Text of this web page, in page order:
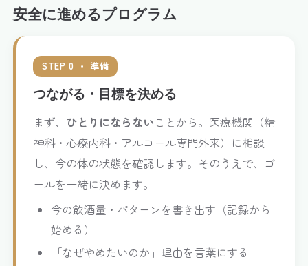
安全に進めるプログラム
STEP 0 ・ 準備
つながる・目標を決める
まず、 ひとりにならないことから。医療機関（精
神科・心療内科・アルコール専門外来）に相談
し、今の体の状態を確認します。そのうえで、ゴ
ールを一緒に決めます。
今の飲酒量・パターンを書き出す（記録から
始める）
「なぜやめたいのか」理由を言葉にする